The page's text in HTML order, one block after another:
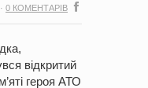
· 0 КОМЕНТАРІВ
відкритий
героя АТО